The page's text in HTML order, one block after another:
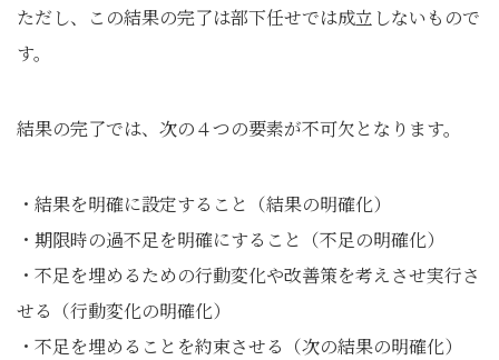
ただし、この結果の完了は部下任せでは成立しないもので
す。
結果の完了では、次の４つの要素が不可欠となります。
・結果を明確に設定すること（結果の明確化）
・期限時の過不足を明確にすること（不足の明確化）
・不足を埋めるための行動変化や改善策を考えさせ実行さ
せる（行動変化の明確化）
・不足を埋めることを約束させる（次の結果の明確化）